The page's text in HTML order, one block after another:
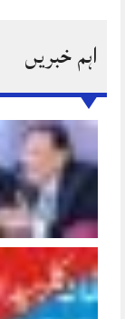
اہم خبریں